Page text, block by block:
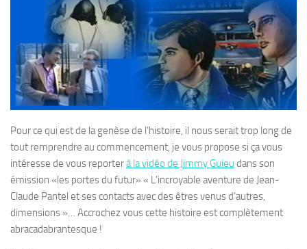
Pour ce qui est de la genèse de l’histoire, il nous serait trop long de
tout remprendre au commencement, je vous propose si ça vous
intéresse de vous reporterà la vidéo de Jimmy Guieu dans son
émission «les portes du futur» « L’incroyable aventure de Jean-
Claude Pantel et ses contacts avec des êtres venus d’autres,
dimensions »… Accrochez vous cette histoire est complètement
abracadabrantesque !